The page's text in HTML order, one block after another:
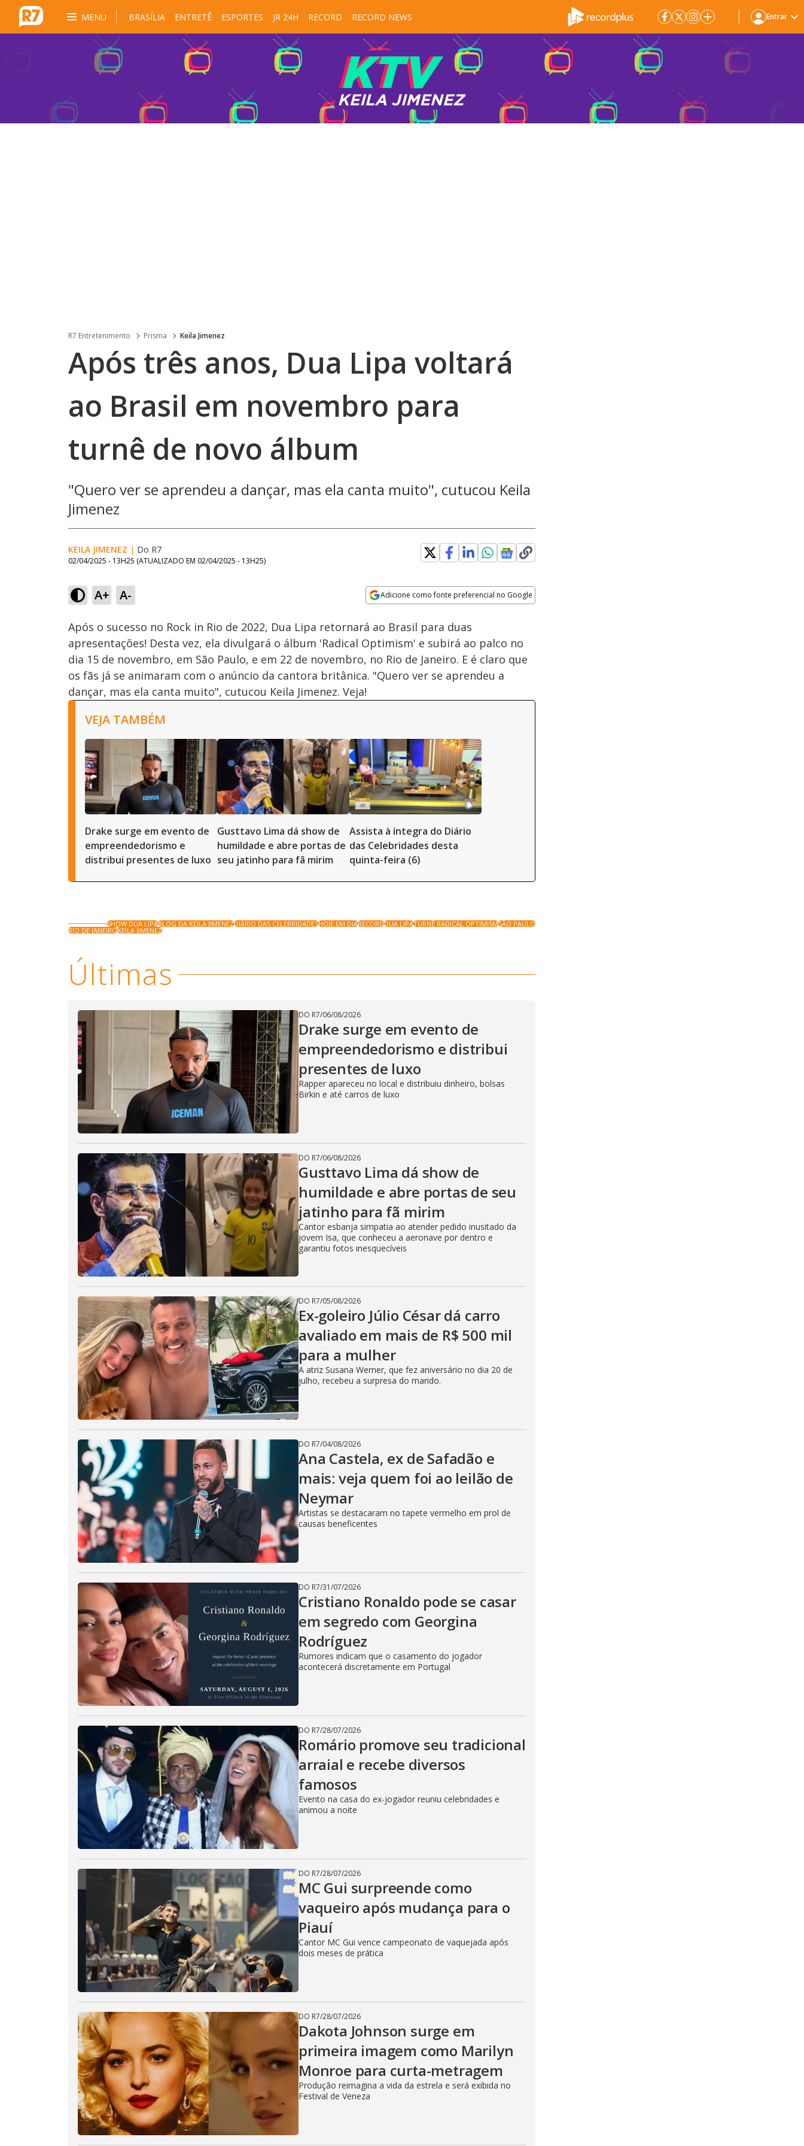
MENU BRASÍLIA ENTRETÊ ESPORTES JR 24H RECORD RECORD NEWS Entrar
R7 Entretenimento Prisma Keila Jimenez
Após três anos, Dua Lipa voltará
ao Brasil em novembro para
turnê de novo álbum
"Quero ver se aprendeu a dançar, mas ela canta muito", cutucou Keila
Jimenez
KEILA JIMENEZ | Do R7
02/04/2025 - 13H25 (ATUALIZADO EM 02/04/2025 - 13H25)
A+ A- Adicione como fonte preferencial no Google
Ativar
Som
Velocidade
Após o sucesso no Rock in Rio de 2022, Dua Lipa retornará ao Brasil para duas
apresentações! Desta vez, ela divulgará o álbum 'Radical Optimism' e subirá ao palco no
dia 15 de novembro, em São Paulo, e em 22 de novembro, no Rio de Janeiro. E é claro que
os fãs já se animaram com o anúncio da cantora britânica. "Quero ver se aprendeu a
dançar, mas ela canta muito", cutucou Keila Jimenez. Veja!
VEJA TAMBÉM
Drake surge em evento de
empreendedorismo e
distribui presentes de luxo
Gusttavo Lima dá show de
humildade e abre portas de
seu jatinho para fã mirim
Assista à íntegra do Diário
das Celebridades desta
quinta-feira (6)
SHOW DUA LIPABLOG DA KEILA JIMENEZDIÁRIO DAS CELEBRIDADESHOJE EM DIARECORDDUA LIPATURNÊ RADICAL OPTIMISMSÃO PAULO
RIO DE JANEIROKEILA JIMENEZ
Últimas
DO R7/06/08/2026
Drake surge em evento de
empreendedorismo e distribui
presentes de luxo
Rapper apareceu no local e distribuiu dinheiro, bolsas
Birkin e até carros de luxo
DO R7/06/08/2026
Gusttavo Lima dá show de
humildade e abre portas de seu
jatinho para fã mirim
Cantor esbanja simpatia ao atender pedido inusitado da
jovem Isa, que conheceu a aeronave por dentro e
garantiu fotos inesquecíveis
DO R7/05/08/2026
Ex-goleiro Júlio César dá carro
avaliado em mais de R$ 500 mil
para a mulher
A atriz Susana Werner, que fez aniversário no dia 20 de
julho, recebeu a surpresa do marido.
DO R7/04/08/2026
Ana Castela, ex de Safadão e
mais: veja quem foi ao leilão de
Neymar
Artistas se destacaram no tapete vermelho em prol de
causas beneficentes
DO R7/31/07/2026
Cristiano Ronaldo pode se casar
em segredo com Georgina
Rodríguez
Rumores indicam que o casamento do jogador
acontecerá discretamente em Portugal
DO R7/28/07/2026
Romário promove seu tradicional
arraial e recebe diversos
famosos
Evento na casa do ex-jogador reuniu celebridades e
animou a noite
DO R7/28/07/2026
MC Gui surpreende como
vaqueiro após mudança para o
Piauí
Cantor MC Gui vence campeonato de vaquejada após
dois meses de prática
DO R7/28/07/2026
Dakota Johnson surge em
primeira imagem como Marilyn
Monroe para curta-metragem
Produção reimagina a vida da estrela e será exibida no
Festival de Veneza